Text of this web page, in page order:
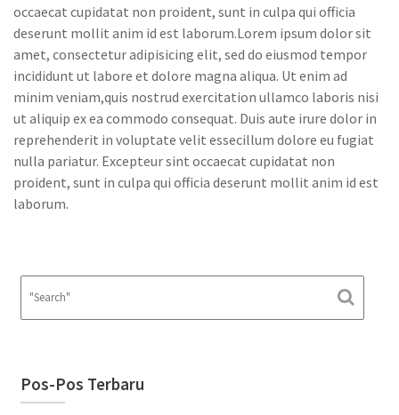
occaecat cupidatat non proident, sunt in culpa qui officia
deserunt mollit anim id est laborum.Lorem ipsum dolor sit
amet, consectetur adipisicing elit, sed do eiusmod tempor
incididunt ut labore et dolore magna aliqua. Ut enim ad
minim veniam,quis nostrud exercitation ullamco laboris nisi
ut aliquip ex ea commodo consequat. Duis aute irure dolor in
reprehenderit in voluptate velit essecillum dolore eu fugiat
nulla pariatur. Excepteur sint occaecat cupidatat non
proident, sunt in culpa qui officia deserunt mollit anim id est
laborum.
Pos-Pos Terbaru